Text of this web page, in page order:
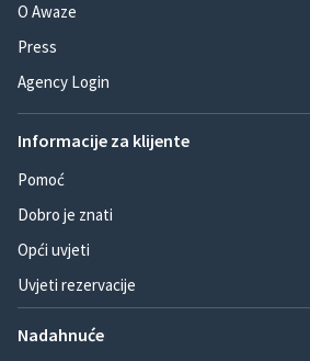
O Awaze
Press
Agency Login
Informacije za klijente
Pomoć
Dobro je znati
Opći uvjeti
Uvjeti rezervacije
Nadahnuće